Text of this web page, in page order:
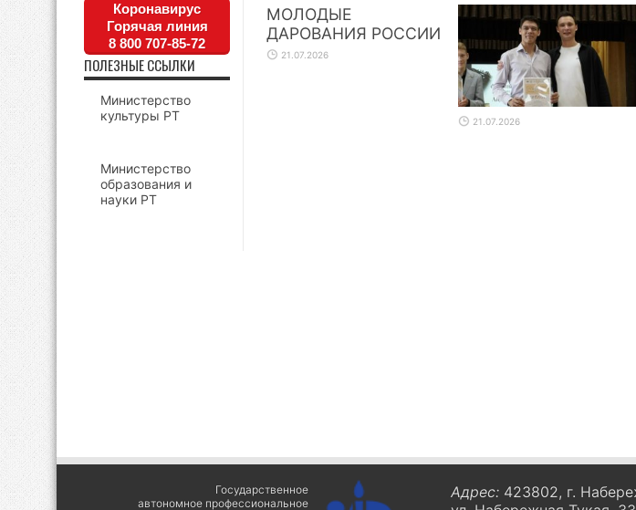
МОЛОДЫЕ
ДАРОВАНИЯ РОССИИ
21.07.2026
21.07.2026
Коронавирус
Горячая линия
8 800 707-85-72
ПОЛЕЗНЫЕ ССЫЛКИ
Министерство
культуры РТ
Министерство
образования и
науки РТ
Государственное
автономное профессиональное
Адрес: 423802, г.